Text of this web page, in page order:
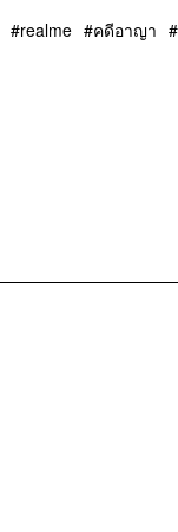
realme คดีอาญา